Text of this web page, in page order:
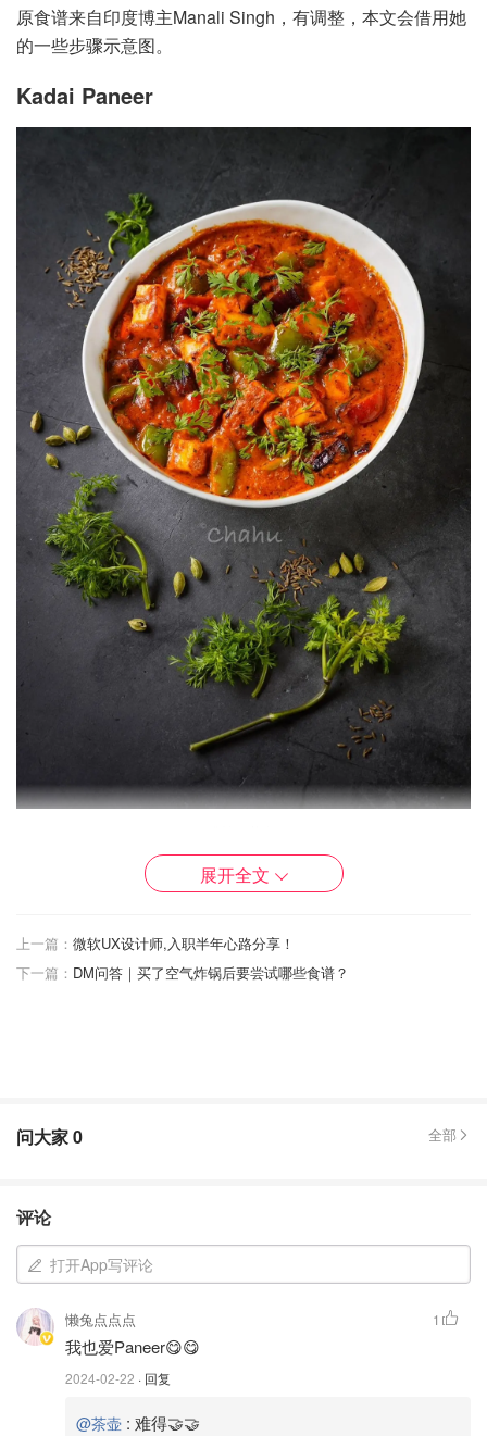
原食谱来自印度博主Manali Singh，有调整，本文会借用她
的一些步骤示意图。
Kadai Paneer
暂且翻译成“奶酪时蔬炒咖喱”吧，Kadai指的是炒锅，如
的咖喱，汤汁不算很多相对“干”一些。
Paneer是印度最有名的奶酪，质地比老豆腐更坚实一些，
Whole Foods
错，没有的话就随便啥牌吧。
展开全文
上一篇： 微软UX设计师,入职半年心路分享！
下一篇： DM问答｜买了空气炸锅后要尝试哪些食谱？
问大家0 全部
评论
打开App写评论
懒兔点点点
我也爱Paneer😋😋
2024-02-22 · 回复
1
@茶壶 : 难得🤝🤝